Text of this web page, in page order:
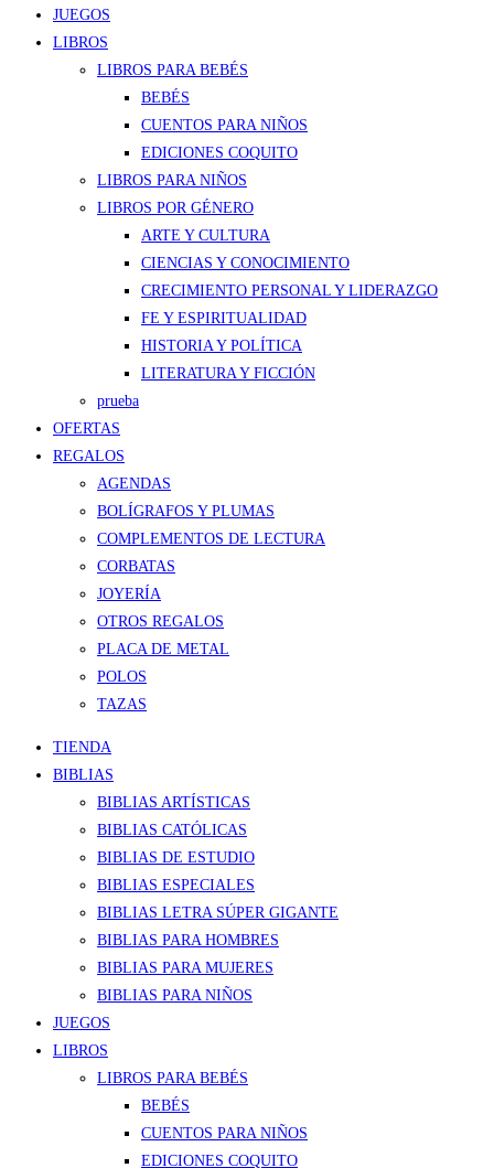
JUEGOS
LIBROS
LIBROS PARA BEBÉS
BEBÉS
CUENTOS PARA NIÑOS
EDICIONES COQUITO
LIBROS PARA NIÑOS
LIBROS POR GÉNERO
ARTE Y CULTURA
CIENCIAS Y CONOCIMIENTO
CRECIMIENTO PERSONAL Y LIDERAZGO
FE Y ESPIRITUALIDAD
HISTORIA Y POLÍTICA
LITERATURA Y FICCIÓN
prueba
OFERTAS
REGALOS
AGENDAS
BOLÍGRAFOS Y PLUMAS
COMPLEMENTOS DE LECTURA
CORBATAS
JOYERÍA
OTROS REGALOS
PLACA DE METAL
POLOS
TAZAS
TIENDA
BIBLIAS
BIBLIAS ARTÍSTICAS
BIBLIAS CATÓLICAS
BIBLIAS DE ESTUDIO
BIBLIAS ESPECIALES
BIBLIAS LETRA SÚPER GIGANTE
BIBLIAS PARA HOMBRES
BIBLIAS PARA MUJERES
BIBLIAS PARA NIÑOS
JUEGOS
LIBROS
LIBROS PARA BEBÉS
BEBÉS
CUENTOS PARA NIÑOS
EDICIONES COQUITO